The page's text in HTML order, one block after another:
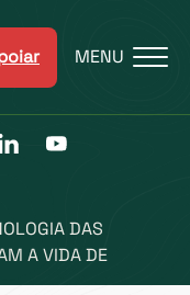
MENU
DAS
A VIDA DE